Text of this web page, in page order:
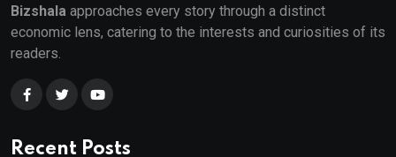
Bizshala approaches every story through a distinct
economic lens, catering to the interests and curiosities of its
readers.
Recent Posts